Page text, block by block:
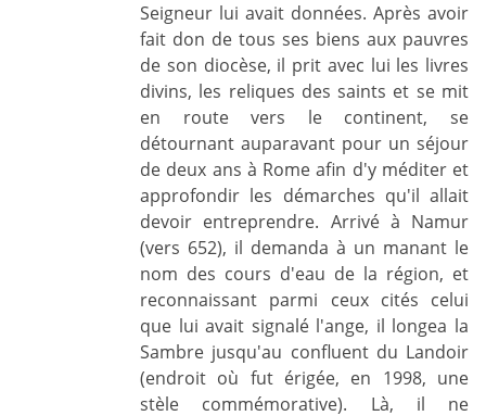
Seigneur lui avait données. Après avoir
fait don de tous ses biens aux pauvres
de son diocèse, il prit avec lui les livres
divins, les reliques des saints et se mit
en route vers le continent, se
détournant auparavant pour un séjour
de deux ans à Rome afin d'y méditer et
approfondir les démarches qu'il allait
devoir entreprendre. Arrivé à Namur
(vers 652), il demanda à un manant le
nom des cours d'eau de la région, et
reconnaissant parmi ceux cités celui
que lui avait signalé l'ange, il longea la
Sambre jusqu'au confluent du Landoir
(endroit où fut érigée, en 1998, une
stèle commémorative). Là, il ne